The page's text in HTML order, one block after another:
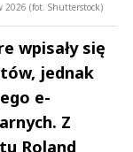
2026 (fot. Shutterstock)
wpisały się
jednak
e-
Z
Roland